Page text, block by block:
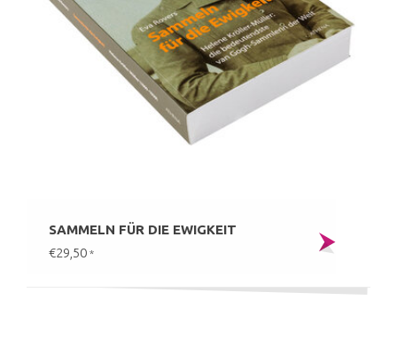
SAMMELN FÜR DIE EWIGKEIT
€29,50 *